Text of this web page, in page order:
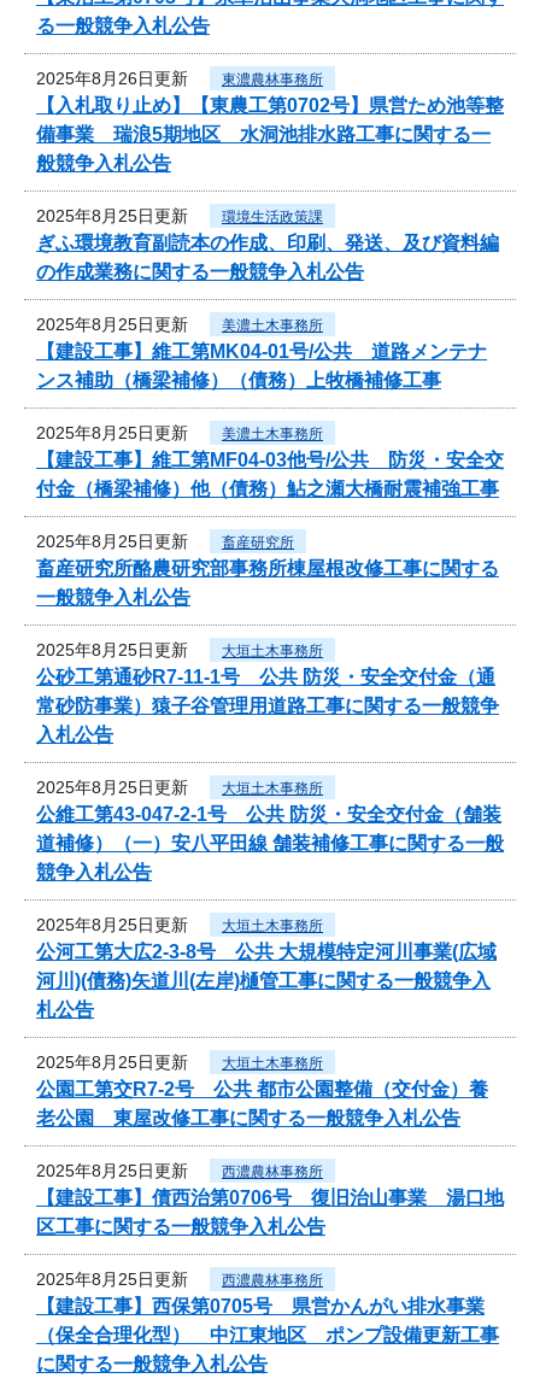
る一般競争入札公告
2025年8月26日更新 東濃農林事務所
【入札取り止め】【東農工第0702号】県営ため池等整
備事業 瑞浪5期地区 水洞池排水路工事に関する一
般競争入札公告
2025年8月25日更新 環境生活政策課
ぎふ環境教育副読本の作成、印刷、発送、及び資料編
の作成業務に関する一般競争入札公告
2025年8月25日更新 美濃土木事務所
【建設工事】維工第MK04-01号/公共 道路メンテナ
ンス補助（橋梁補修）（債務）上牧橋補修工事
2025年8月25日更新 美濃土木事務所
【建設工事】維工第MF04-03他号/公共 防災・安全交
付金（橋梁補修）他（債務）鮎之瀬大橋耐震補強工事
2025年8月25日更新 畜産研究所
畜産研究所酪農研究部事務所棟屋根改修工事に関する
一般競争入札公告
2025年8月25日更新 大垣土木事務所
公砂工第通砂R7-11-1号 公共 防災・安全交付金（通
常砂防事業）猿子谷管理用道路工事に関する一般競争
入札公告
2025年8月25日更新 大垣土木事務所
公維工第43-047-2-1号 公共 防災・安全交付金（舗装
道補修）（一）安八平田線 舗装補修工事に関する一般
競争入札公告
2025年8月25日更新 大垣土木事務所
公河工第大広2-3-8号 公共 大規模特定河川事業(広域
河川)(債務)矢道川(左岸)樋管工事に関する一般競争入
札公告
2025年8月25日更新 大垣土木事務所
公園工第交R7-2号 公共 都市公園整備（交付金）養
老公園 東屋改修工事に関する一般競争入札公告
2025年8月25日更新 西濃農林事務所
【建設工事】債西治第0706号 復旧治山事業 湯口地
区工事に関する一般競争入札公告
2025年8月25日更新 西濃農林事務所
【建設工事】西保第0705号 県営かんがい排水事業
（保全合理化型） 中江東地区 ポンプ設備更新工事
に関する一般競争入札公告